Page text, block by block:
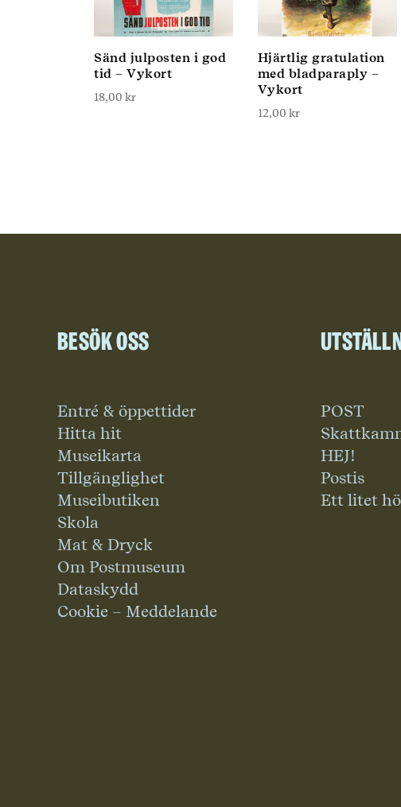
Sänd julposten i god
tid – Vykort
18,00 kr
Hjärtlig gratulation
med bladparaply –
Vykort
12,00 kr
Besök oss
Entré & öppettider
Hitta hit
Museikarta
Tillgänglighet
Museibutiken
Skola
Mat & Dryck
Om Postmuseum
Dataskydd
Cookie – Meddelande
POST
HEJ!
Postis
Ett litet